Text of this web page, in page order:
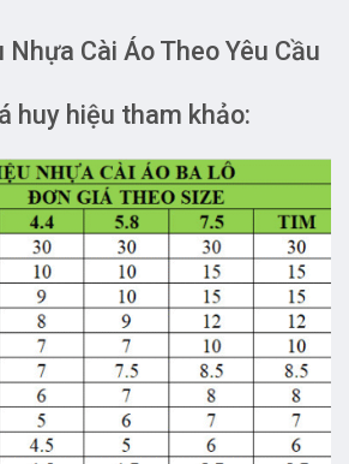
Cài Áo Theo Yêu Cầu
huy hiệu tham khảo: